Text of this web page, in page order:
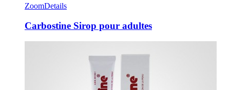
ZoomDetails
Carbostine Sirop pour adultes